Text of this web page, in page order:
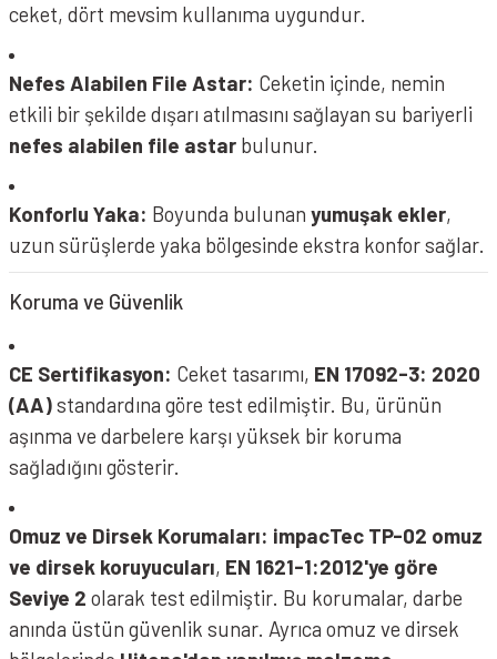
ceket, dört mevsim kullanıma uygundur.
Nefes Alabilen File Astar: Ceketin içinde, nemin
etkili bir şekilde dışarı atılmasını sağlayan su bariyerli
nefes alabilen file astar bulunur.
Konforlu Yaka: Boyunda bulunan yumuşak ekler,
uzun sürüşlerde yaka bölgesinde ekstra konfor sağlar.
Koruma ve Güvenlik
CE Sertifikasyon: Ceket tasarımı, EN 17092-3: 2020
(AA)standardına göre test edilmiştir. Bu, ürünün
aşınma ve darbelere karşı yüksek bir koruma
sağladığını gösterir.
Omuz ve Dirsek Korumaları: impacTec TP-02 omuz
ve dirsek koruyucuları, EN 1621-1:2012'ye göre
Seviye 2 olarak test edilmiştir. Bu korumalar, darbe
anında üstün güvenlik sunar. Ayrıca omuz ve dirsek